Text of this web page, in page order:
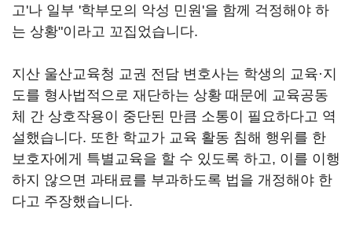
고'나 일부 '학부모의 악성 민원'을 함께 걱정해야 하
는 상황"이라고 꼬집었습니다.
지산 울산교육청 교권 전담 변호사는 학생의 교육·지
도를 형사법적으로 재단하는 상황 때문에 교육공동
체 간 상호작용이 중단된 만큼 소통이 필요하다고 역
설했습니다. 또한 학교가 교육 활동 침해 행위를 한
보호자에게 특별교육을 할 수 있도록 하고, 이를 이행
하지 않으면 과태료를 부과하도록 법을 개정해야 한
다고 주장했습니다.